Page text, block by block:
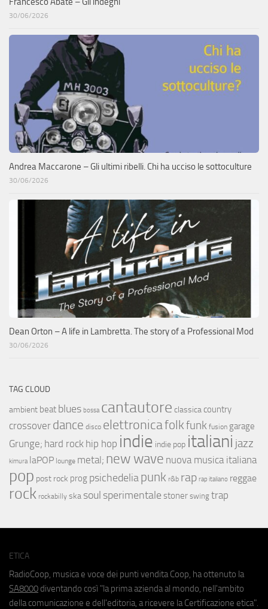
30/06/2026
Andrea Maccarone – Gli ultimi ribelli. Chi ha ucciso le sottoculture
30/06/2026
Dean Orton – A life in Lambretta. The story of a Professional Mod
30/06/2026
TAG CLOUD
ambient beat blues bossa cantautore classica country
crossover dance disco elettronicafolkfunk fusion garage
Grunge; hard rock hip hop indie indie pop italiani jazz
kimura laPOP lounge metal; new wave nuova musica italiana
pop post rock prog psichedeliapunk r&b rap rap italiano reggae
rock rockabilly ska soul sperimentale stoner swing trap
ETICA
RadioCoop, musica e voce dei punti vendita Coop, ha ottenuto la
SA8000 diventando così "la prima azienda al mondo, nell'ambito
della comunicazione e dell'editoria, a ricevere la Certificazione etica".